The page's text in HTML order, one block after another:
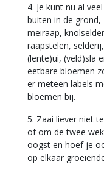
4. Je kunt nu al
buiten in de grond,
meiraap,
raapstelen,
(lente)ui, (veld)sla
eetbare bloemen
er meteen labels
bloemen bij.
5. Zaai liever niet
of om de twee
oogst en hoef je
op elkaar